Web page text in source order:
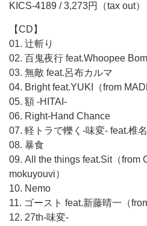
KICS-4189 / 3,273円（tax out）
【CD】
01. 辻斬り
02. 百鬼夜行 feat.Whoopee
03. 無敵 feat.呂布カルマ
04. Bright feat.YUKI（from
05. 額 -HITAI-
06. Right-Hand Chance
07. 軽トラで轢く-味変- feat.椎
08. 暴食
09. All the things feat.Sit（from
mokuyouvi）
10. Nemo
11. ゴースト feat.新藤晴一（
12. 27th-味変-